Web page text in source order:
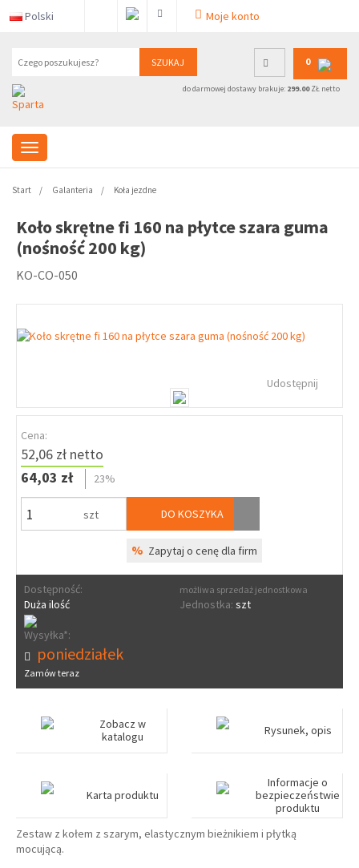
Polski Moje konto
SZUKAJ 0
do darmowej dostawy brakuje: 299.00ZŁ netto
Start Galanteria Koła jezdne
Koło skrętne fi 160 na płytce szara guma
(nośność 200 kg)
KO-CO-050
Udostępnij
Cena:
52,06 zł netto
64,03 zł
23%
szt DO KOSZYKA
% Zapytaj o cenę dla firm
Dostępność:
Duża ilość
możliwa sprzedaż jednostkowa
Jednostka: szt
Wysyłka*:
poniedziałek
Zamów teraz
Zobacz w
katalogu
Rysunek, opis
Karta produktu
Informacje o
bezpieczeństwie
produktu
Zestaw z kołem z szarym, elastycznym bieżnikiem i płytką
mocującą.